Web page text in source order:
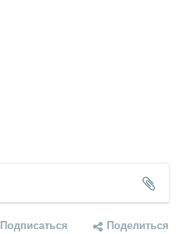
Подписаться Поделиться